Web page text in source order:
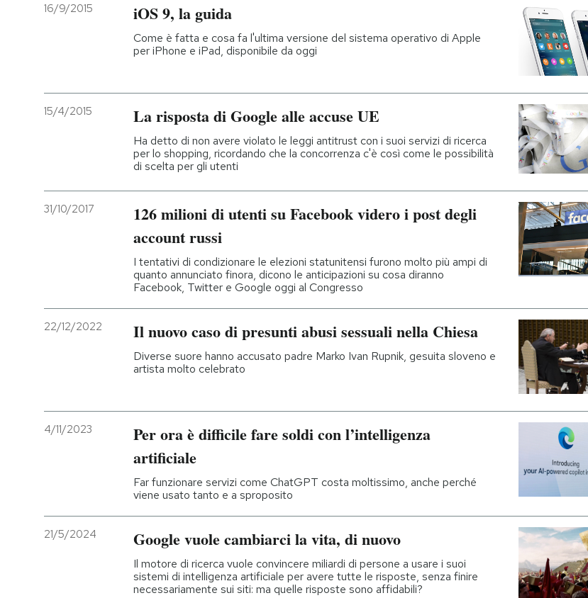
16/9/2015 iOS 9, la guida
Come è fatta e cosa fa l'ultima versione del sistema operativo di Apple
per iPhone e iPad, disponibile da oggi
15/4/2015 La risposta di Google alle accuse UE
Ha detto di non avere violato le leggi antitrust con i suoi servizi di ricerca
per lo shopping, ricordando che la concorrenza c'è così come le possibilità
di scelta per gli utenti
31/10/2017
126 milioni di utenti su Facebook videro i post degli
account russi
I tentativi di condizionare le elezioni statunitensi furono molto più ampi di
quanto annunciato finora, dicono le anticipazioni su cosa diranno
Facebook, Twitter e Google oggi al Congresso
22/12/2022 Il nuovo caso di presunti abusi sessuali nella Chiesa
Diverse suore hanno accusato padre Marko Ivan Rupnik, gesuita sloveno e
artista molto celebrato
4/11/2023
Per ora è difficile fare soldi con l’intelligenza
artificiale
Far funzionare servizi come ChatGPT costa moltissimo, anche perché
viene usato tanto e a sproposito
21/5/2024 Google vuole cambiarci la vita, di nuovo
Il motore di ricerca vuole convincere miliardi di persone a usare i suoi
sistemi di intelligenza artificiale per avere tutte le risposte, senza finire
necessariamente sui siti: ma quelle risposte sono affidabili?